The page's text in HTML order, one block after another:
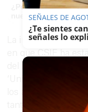
¿Por qué recuerdas
nuevas?
La inauguración
en que CSIF ha
del manifiesto en
‘Uniendo
los actos
tanto en el IAM
SEÑALES DE
¿Te sientes
señales lo